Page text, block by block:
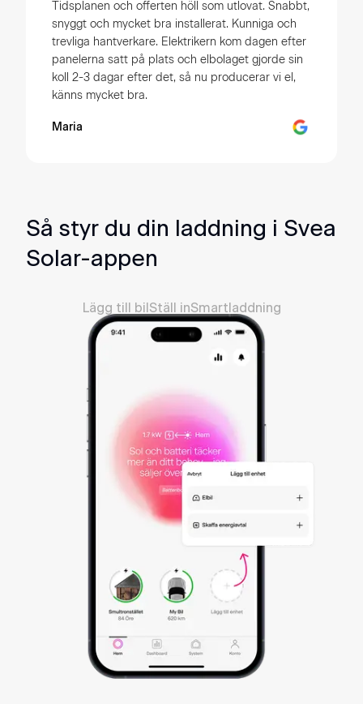
Tidsplanen och offerten höll som utlovat. Snabbt,
snyggt och mycket bra installerat. Kunniga och
trevliga hantverkare. Elektrikern kom dagen efter
panelerna satt på plats och elbolaget gjorde sin
koll 2-3 dagar efter det, så nu producerar vi el,
känns mycket bra.
Maria
Så styr du din laddning i Svea
Solar-appen
Lägg till bil Ställ inSmartladdning